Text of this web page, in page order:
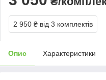
2 950 ₴ від 3 комплектів
Опис Характеристики